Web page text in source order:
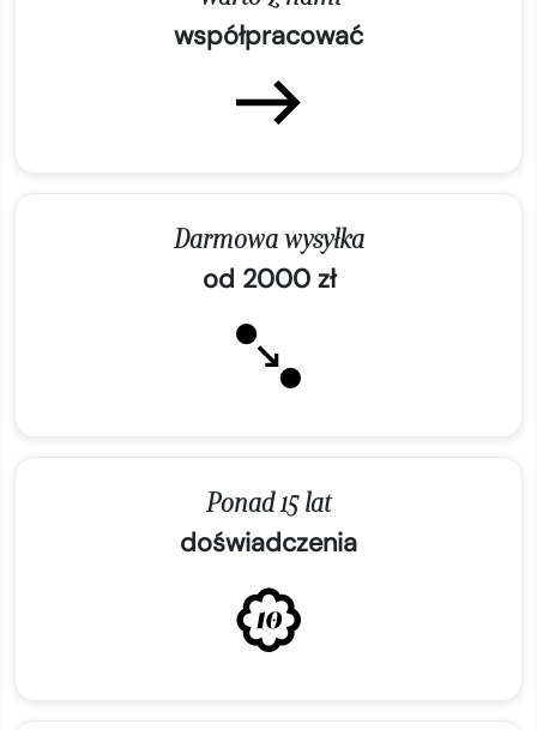
współpracować
Darmowa wysyłka
od 2000 zł
Ponad 15 lat
doświadczenia